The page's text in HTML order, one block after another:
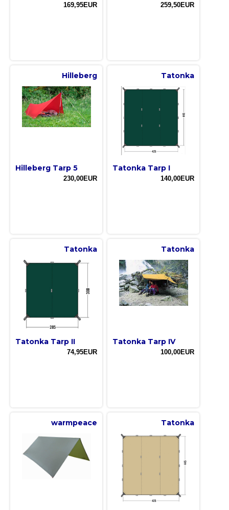
169,95EUR 259,50EUR
Hilleberg
Hilleberg Tarp 5
230,00EUR
Tatonka
Tatonka Tarp I
140,00EUR
Tatonka
Tatonka Tarp II
74,95EUR
Tatonka
Tatonka Tarp IV
100,00EUR
warmpeace Tatonka